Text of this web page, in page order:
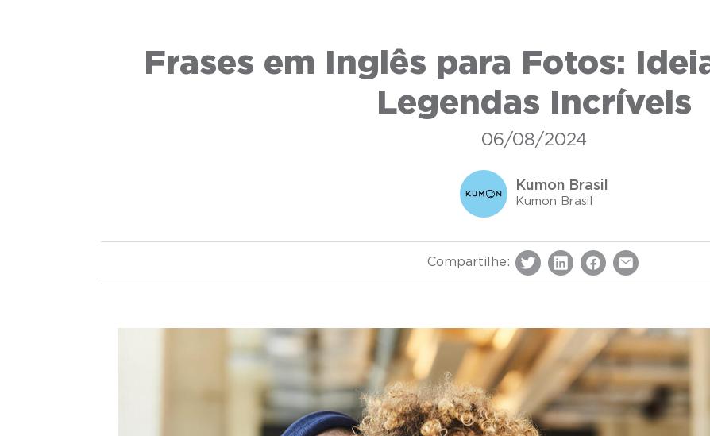
Frases em Inglês para Fotos:
Legendas Incríveis
06/08/2024
Kumon Brasil
Kumon Brasil
Compartilhe: